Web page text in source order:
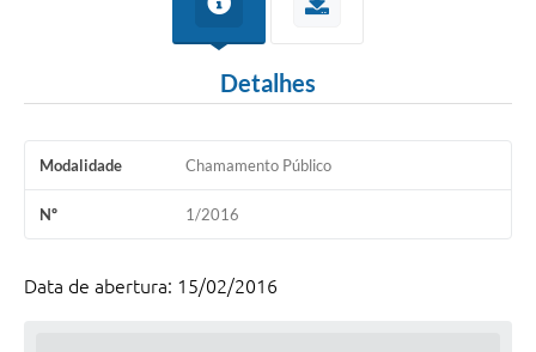
Detalhes
Modalidade Chamamento Público
Nº 1/2016
Data de abertura: 15/02/2016